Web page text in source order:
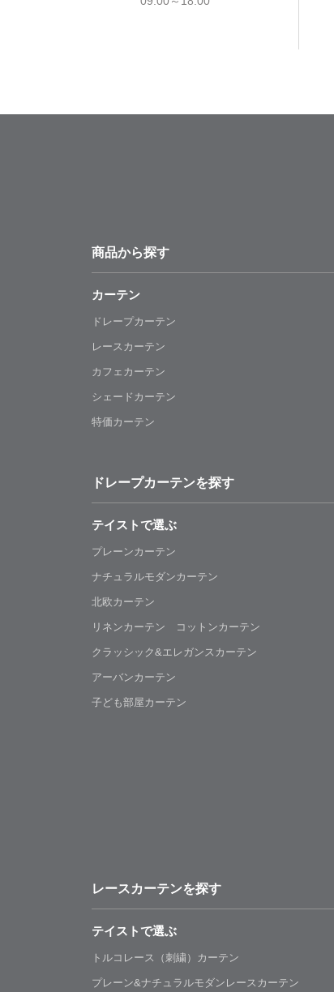
商品から探す
カーテン
ドレープカーテン
レースカーテン
カフェカーテン
シェードカーテン
特価カーテン
ドレープカーテンを探す
テイストで選ぶ
プレーンカーテン
ナチュラルモダンカーテン
北欧カーテン
リネンカーテン コットンカーテン
クラッシック&エレガンスカーテン
アーバンカーテン
子ども部屋カーテン
レースカーテンを探す
テイストで選ぶ
トルコレース（刺繍）カーテン
プレーン&ナチュラルモダンレースカーテン